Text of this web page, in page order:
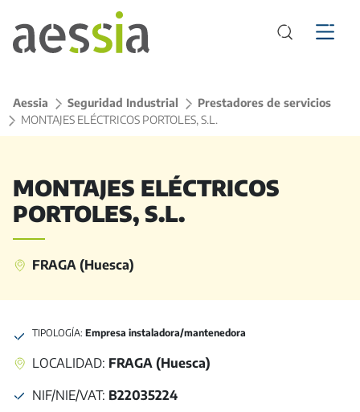
Aessia > Seguridad Industrial > Prestadores de servicios
MONTAJES ELÉCTRICOS PORTOLES, S.L.
MONTAJES ELÉCTRICOS
PORTOLES, S.L.
FRAGA (Huesca)
TIPOLOGÍA: Empresa instaladora/mantenedora
LOCALIDAD: FRAGA (Huesca)
NIF/NIE/VAT: B22035224